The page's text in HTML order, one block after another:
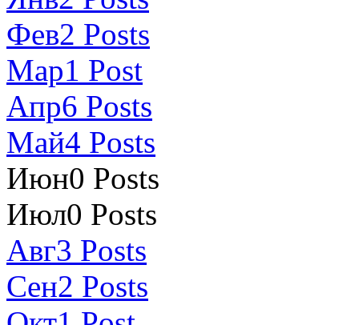
Фев2 Posts
Мар1 Post
Апр6 Posts
Май4 Posts
Июн0 Posts
Июл0 Posts
Авг3 Posts
Сен2 Posts